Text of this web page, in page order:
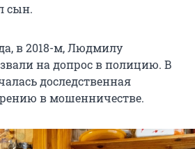
сын.
в 2018-м, Людмилу
на допрос в полицию. В
доследственная
в мошенничестве.